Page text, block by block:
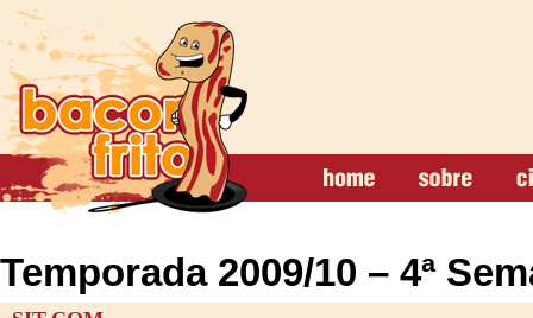
Temporada 2009/10 – 4ª